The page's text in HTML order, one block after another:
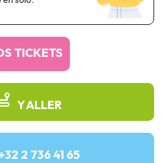
TICKETS
Y ALLER
2 736 41 65